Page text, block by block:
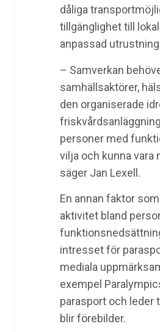
dåliga
tillgänglighet till
anpassad
– Samverkan
samhällsaktörer,
den organiserade
personer med
vilja och kunna vara
säger Jan Lexell.
En annan faktor
aktivitet bland
intresset för
mediala
exempel
parasport och leder
blir förebilder.